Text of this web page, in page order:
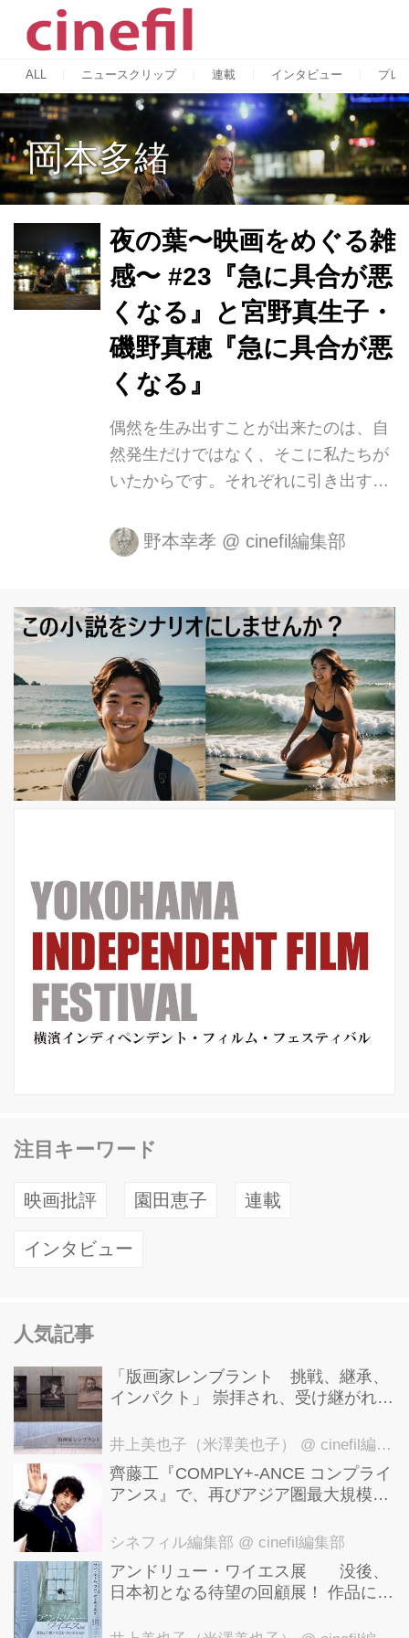
ALL ニュースクリップ 連載 インタビュー プレ
岡本多緒
夜の葉〜映画をめぐる雑
感〜 #23『急に具合が悪
くなる』と宮野真生子・
磯野真穂『急に具合が悪
くなる』
偶然を生み出すことが出来たのは、自
然発生だけではなく、そこに私たちが
いたからです。それぞれに引き出す勇
る覚悟をもって出会えたからです。
──宮野真生子（第10便） 宮野真生
書簡を映画にするということ 手紙は、
遅れて届く言葉だ。出来事が起こり、
それが過ぎ去ったあとで、人は机に向
かって書きはじめる。書く時間と読ま
れる時間のあいだには、つねにずれが
ある。哲学者・宮野真生子と人類学
者・磯野真穂が交わした往復書簡『急
に具合が悪くなる』は、そのずれのな
場を歩いてき...
野本幸孝 @ cinefil編集部
注目キーワード
映画批評 園田恵子 連載
インタビュー
人気記事
「版画家レンブラント 挑戦、継承、
インパクト」 崇拝され、受け継がれ、
洋美術館にて9月23日まで開催中！
井上美也子（米澤美也子） @ cinefil編集部
齊藤工『COMPLY+-ANCE コンプライ
アンス』で、再びアジア圏最大規模の
ナショナル・パノラマ部門"に正式招
シネフィル編集部 @ cinefil編集部
アンドリュー・ワイエス展 没後、
日本初となる待望の回顧展！ 作品に描
界を描く 豊田市美術館にて7月18日か